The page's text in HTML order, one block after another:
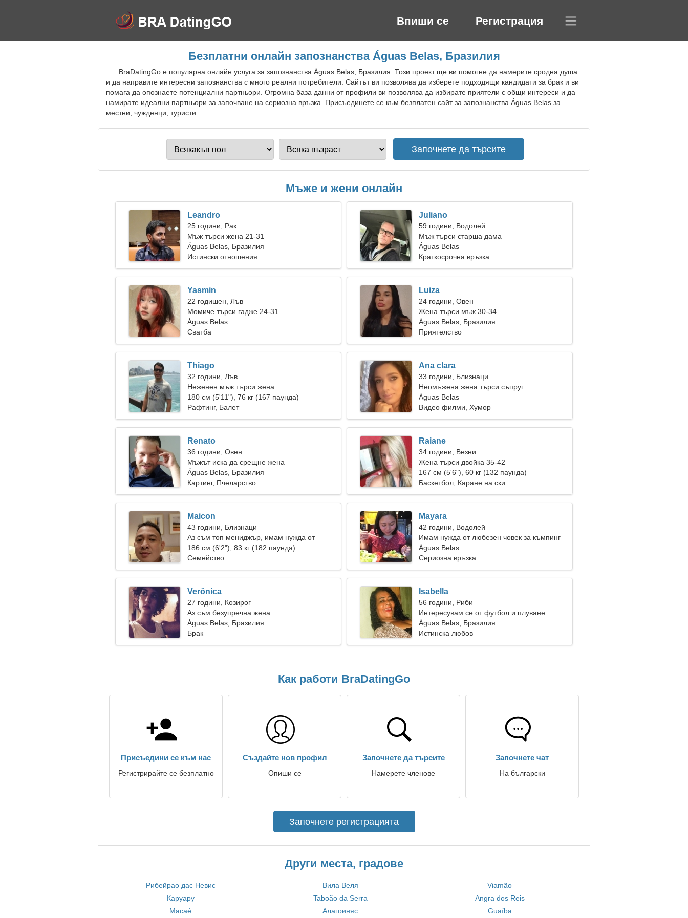
Впиши се Регистрация
Безплатни онлайн запознанства Águas Belas, Бразилия
BraDatingGo е популярна онлайн услуга за запознанства Águas Belas, Бразилия. Този проект ще ви помогне да намерите сродна душа
и да направите интересни запознанства с много реални потребители. Сайтът ви позволява да изберете подходящи кандидати за брак и ви
помага да опознаете потенциални партньори. Огромна база данни от профили ви позволява да избирате приятели с общи интереси и да
намирате идеални партньори за започване на сериозна връзка. Присъединете се към безплатен сайт за запознанства Águas Belas за
местни, чужденци, туристи.
Мъже и жени онлайн
Leandro
25 години, Рак
Мъж търси жена 21-31
Águas Belas, Бразилия
Истински отношения
Juliano
59 години, Водолей
Мъж търси старша дама
Águas Belas
Краткосрочна връзка
Yasmin
22 годишен, Лъв
Момиче търси гадже 24-31
Águas Belas
Сватба
Luiza
24 години, Овен
Жена търси мъж 30-34
Águas Belas, Бразилия
Приятелство
Thiago
32 години, Лъв
Неженен мъж търси жена
180 см (5'11"), 76 кг (167 паунда)
Рафтинг, Балет
Ana clara
33 години, Близнаци
Неомъжена жена търси съпруг
Águas Belas
Видео филми, Хумор
Renato
36 години, Овен
Мъжът иска да срещне жена
Águas Belas, Бразилия
Картинг, Пчеларство
Raiane
34 години, Везни
Жена търси двойка 35-42
167 см (5'6"), 60 кг (132 паунда)
Баскетбол, Каране на ски
Maicon
43 години, Близнаци
Аз съм топ мениджър, имам нужда от
привлекателна жена
186 см (6'2"), 83 кг (182 паунда)
Семейство
Mayara
42 години, Водолей
Имам нужда от любезен човек за къмпинг
Águas Belas
Сериозна връзка
Verônica
27 години, Козирог
Аз съм безупречна жена
Águas Belas, Бразилия
Брак
Isabella
56 години, Риби
Интересувам се от футбол и плуване
Águas Belas, Бразилия
Истинска любов
Как работи BraDatingGo
Присъедини се към нас
Регистрирайте се безплатно
Създайте нов профил
Опиши се
Започнете да търсите
Намерете членове
Започнете чат
На български
Започнете регистрацията
Други места, градове
Рибейрао дас Невис Вила Веля
Viamão
Каруару
Taboão da Serra
Angra dos Reis
Macaé
Алагоиняс Guaíba